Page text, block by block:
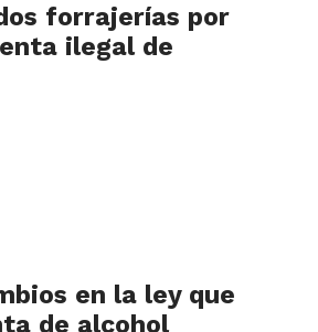
forrajerías por
ilegal de
en la ley que
de alcohol